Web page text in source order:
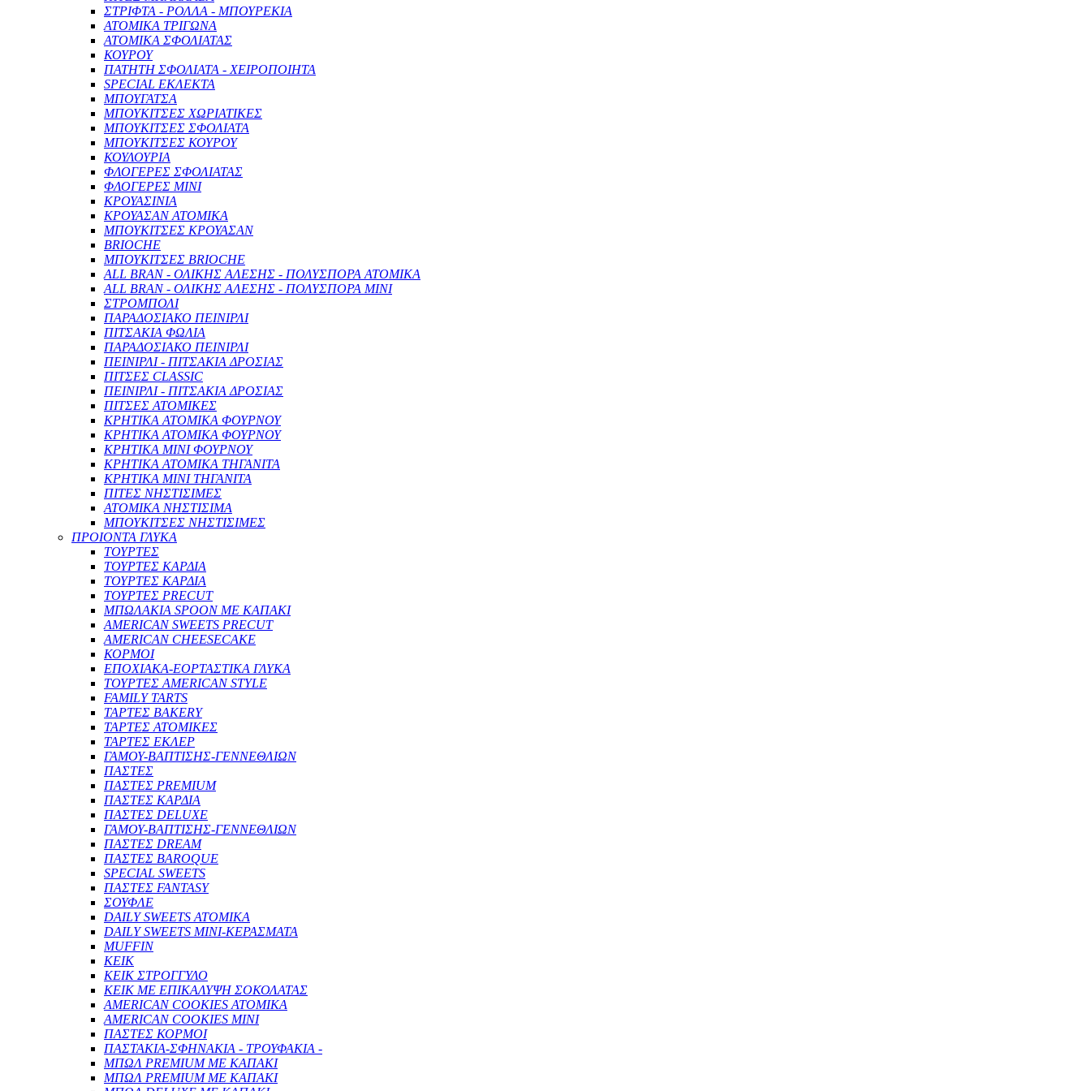
ΣΤΡΙΦΤΑ - ΡΟΛΛΑ - ΜΠΟΥΡΕΚΙΑ
ΑΤΟΜΙΚΑ ΤΡΙΓΩΝΑ
ΑΤΟΜΙΚΑ ΣΦΟΛΙΑΤΑΣ
ΚΟΥΡΟΥ
ΠΑΤΗΤΗ ΣΦΟΛΙΑΤΑ - ΧΕΙΡΟΠΟΙΗΤΑ
SPECIAL ΕΚΛΕΚΤΑ
ΜΠΟΥΓΑΤΣΑ
ΜΠΟΥΚΙΤΣΕΣ ΧΩΡΙΑΤΙΚΕΣ
ΜΠΟΥΚΙΤΣΕΣ ΣΦΟΛΙΑΤΑ
ΜΠΟΥΚΙΤΣΕΣ ΚΟΥΡΟΥ
ΚΟΥΛΟΥΡΙΑ
ΦΛΟΓΕΡΕΣ ΣΦΟΛΙΑΤΑΣ
ΦΛΟΓΕΡΕΣ ΜΙΝΙ
ΚΡΟΥΑΣΙΝΙΑ
ΚΡΟΥΑΣΑΝ ΑΤΟΜΙΚΑ
ΜΠΟΥΚΙΤΣΕΣ ΚΡΟΥΑΣΑΝ
BRIOCHE
ΜΠΟΥΚΙΤΣΕΣ BRIOCHE
ALL BRAN - ΟΛΙΚΗΣ ΑΛΕΣΗΣ - ΠΟΛΥΣΠΟΡΑ ΑΤΟΜΙΚΑ
ALL BRAN - ΟΛΙΚΗΣ ΑΛΕΣΗΣ - ΠΟΛΥΣΠΟΡΑ ΜΙΝΙ
ΣΤΡΟΜΠΟΛΙ
ΠΑΡΑΔΟΣΙΑΚΟ ΠΕΙΝΙΡΛΙ
ΠΙΤΣΑΚΙΑ ΦΩΛΙΑ
ΠΑΡΑΔΟΣΙΑΚΟ ΠΕΙΝΙΡΛΙ
ΠΕΙΝΙΡΛΙ - ΠΙΤΣΑΚΙΑ ΔΡΟΣΙΑΣ
ΠΙΤΣΕΣ CLASSIC
ΠΕΙΝΙΡΛΙ - ΠΙΤΣΑΚΙΑ ΔΡΟΣΙΑΣ
ΠΙΤΣΕΣ ΑΤΟΜΙΚΕΣ
ΚΡΗΤΙΚΑ ΑΤΟΜΙΚΑ ΦΟΥΡΝΟΥ
ΚΡΗΤΙΚΑ ΑΤΟΜΙΚΑ ΦΟΥΡΝΟΥ
ΚΡΗΤΙΚΑ ΜΙΝΙ ΦΟΥΡΝΟΥ
ΚΡΗΤΙΚΑ ΑΤΟΜΙΚΑ ΤΗΓΑΝΙΤΑ
ΚΡΗΤΙΚΑ ΜΙΝΙ ΤΗΓΑΝΙΤΑ
ΠΙΤΕΣ ΝΗΣΤΙΣΙΜΕΣ
ΑΤΟΜΙΚΑ ΝΗΣΤΙΣΙΜΑ
ΜΠΟΥΚΙΤΣΕΣ ΝΗΣΤΙΣΙΜΕΣ
ΠΡΟΙΟΝΤΑ ΓΛΥΚΑ
ΤΟΥΡΤΕΣ
ΤΟΥΡΤΕΣ ΚΑΡΔΙΑ
ΤΟΥΡΤΕΣ ΚΑΡΔΙΑ
ΤΟΥΡΤΕΣ PRECUT
ΜΠΩΛΑΚΙΑ SPOON ΜΕ ΚΑΠΑΚΙ
AMERICAN SWEETS PRECUT
AMERICAN CHEESECAKE
ΚΟΡΜΟΙ
ΕΠΟΧΙΑΚΑ-ΕΟΡΤΑΣΤΙΚΑ ΓΛΥΚΑ
ΤΟΥΡΤΕΣ AMERICAN STYLE
FAMILY TARTS
ΤΑΡΤΕΣ BAKERY
ΤΑΡΤΕΣ ΑΤΟΜΙΚΕΣ
ΤΑΡΤΕΣ ΕΚΛΕΡ
ΓΑΜΟΥ-ΒΑΠΤΙΣΗΣ-ΓΕΝΝΕΘΛΙΩΝ
ΠΑΣΤΕΣ
ΠΑΣΤΕΣ PREMIUM
ΠΑΣΤΕΣ ΚΑΡΔΙΑ
ΠΑΣΤΕΣ DELUXE
ΓΑΜΟΥ-ΒΑΠΤΙΣΗΣ-ΓΕΝΝΕΘΛΙΩΝ
ΠΑΣΤΕΣ DREAM
ΠΑΣΤΕΣ BAROQUE
SPECIAL SWEETS
ΠΑΣΤΕΣ FANTASY
ΣΟΥΦΛΕ
DAILY SWEETS ΑΤΟΜΙΚΑ
DAILY SWEETS MINI-ΚΕΡΑΣΜΑΤΑ
MUFFIN
ΚΕΙΚ
ΚΕΙΚ ΣΤΡΟΓΓΥΛΟ
ΚΕΙΚ ΜΕ ΕΠΙΚΑΛΥΨΗ ΣΟΚΟΛΑΤΑΣ
AMERICAN COOKIES ΑΤΟΜΙΚΑ
AMERICAN COOKIES MINI
ΠΑΣΤΕΣ ΚΟΡΜΟΙ
ΠΑΣΤΑΚΙΑ-ΣΦΗΝΑΚΙΑ - ΤΡΟΥΦΑΚΙΑ -
ΜΠΩΛ PREMIUM ΜΕ ΚΑΠΑΚΙ
ΜΠΩΛ PREMIUM ΜΕ ΚΑΠΑΚΙ